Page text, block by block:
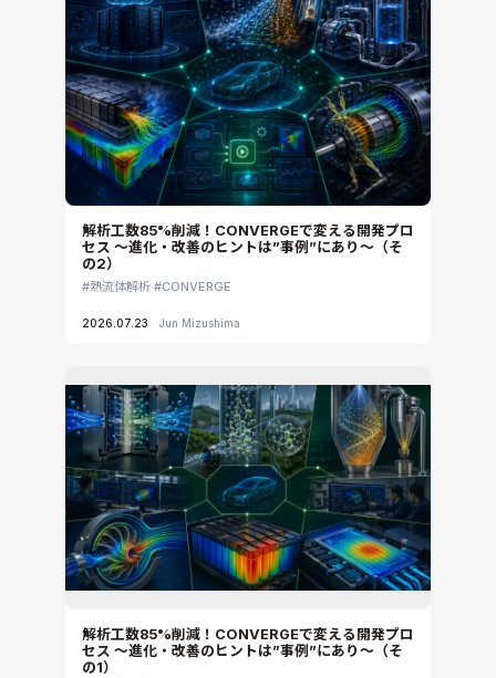
解析工数85%削減！CONVERGEで変える開発プロ
セス ～進化・改善のヒントは”事例”にあり～（そ
の2）
熱流体解析 CONVERGE
2026.07.23 Jun Mizushima
解析工数85%削減！CONVERGEで変える開発プロ
セス ～進化・改善のヒントは”事例”にあり～（そ
の1）